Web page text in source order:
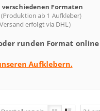
Formaten
(Produktion ab 1 Aufkleber)
erfolgt via DHL)
runden Format
Aufklebern.